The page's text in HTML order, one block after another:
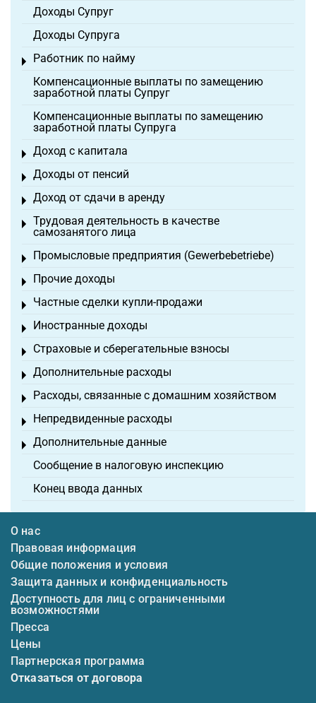
Доходы Супруг
Доходы Супруга
Работник по найму
Toggle menu
Компенсационные выплаты по замещению
заработной платы Супруг
Компенсационные выплаты по замещению
заработной платы Супруга
Доход с капитала
Toggle menu
Доходы от пенсий
Toggle menu
Доход от сдачи в аренду
Toggle menu
Трудовая деятельность в качестве
самозанятого лица
Toggle menu
Промысловые предприятия (Gewerbebetriebe)
Toggle menu
Прочие доходы
Toggle menu
Частные сделки купли-продажи
Toggle menu
Иностранные доходы
Toggle menu
Страховые и сберегательные взносы
Toggle menu
Дополнительные расходы
Toggle menu
Расходы, связанные с домашним хозяйством
Toggle menu
Непредвиденные расходы
Toggle menu
Дополнительные данные
Toggle menu
Сообщение в налоговую инспекцию
Конец ввода данных
О нас
Правовая информация
Общие положения и условия
Защита данных и конфиденциальность
Доступность для лиц с ограниченными
возможностями
Пресса
Цены
Партнерская программа
Отказаться от договора